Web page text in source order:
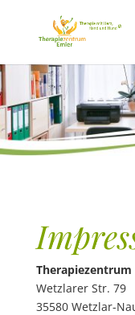
Therapiezentrum
Wetzlarer Str. 79
35580 Wetzlar-